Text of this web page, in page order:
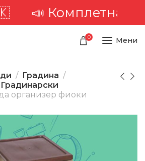
📣 Комплетна
0 Мени
Градина
Градинарски
организер фиоки